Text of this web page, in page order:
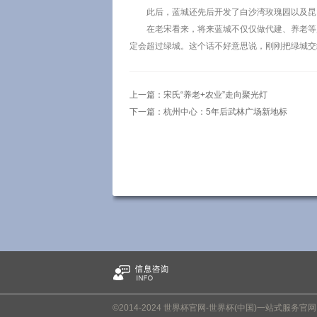
此后，蓝城还先后开发了白沙湾玫瑰园以及
在老宋看来，将来蓝城不仅仅做代建、养老
定会超过绿城。这个话不好意思说，刚刚把绿城
上一篇： 宋氏“养老+农业”走向聚光灯
下一篇： 杭州中心：5年后武林广场新地标
©2014-2024 世界杯官网-世界杯(中国)一站式服务官